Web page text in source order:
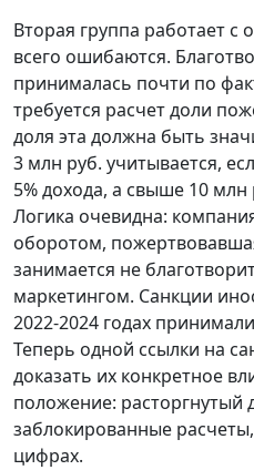
Вторая группа работает с
всего ошибаются.
принималась почти по
требуется расчет доли
доля эта должна быть
3 млн руб. учитывается,
5% дохода, а свыше 10 млн
Логика очевидна:
оборотом,
занимается не
маркетингом. Санкции
2022-2024 годах
Теперь одной ссылки на
доказать их конкретное
положение: расторгнутый
заблокированные
цифрах.